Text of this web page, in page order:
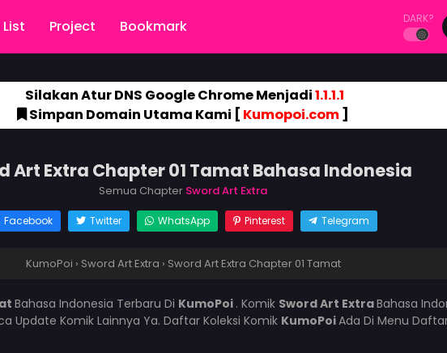
Project Bookmark DARK?
Silakan Atur DNS Google Chrome Menjadi1.1.1.1
Simpan Domain Utama Kami [ Kumopoi.com]
Art Extra Chapter 01 Tamat Bahasa Indonesia
Semua Chapter Sword Art Extra
Facebook Twitter WhatsApp Pinterest Telegram
KumoPoi › Sword Art Extra › Sword Art Extra Chapter 01 Tamat
Bahasa Indonesia Terbaru Di KumoPoi . Komik Sword Art ExtraBahasa
Update Komik Lainnya Ya. Daftar Koleksi Komik KumoPoiAda Di Menu